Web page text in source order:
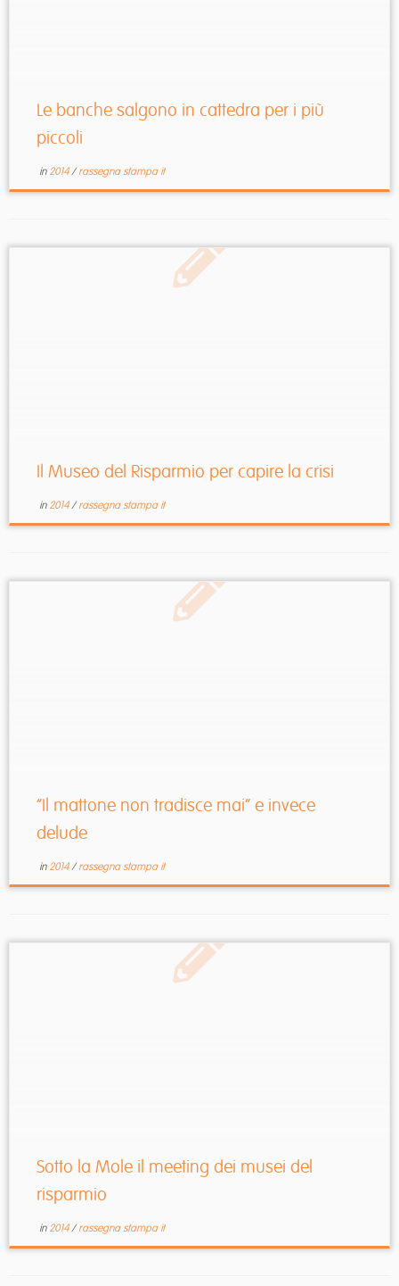
Le banche salgono in cattedra per i più
piccoli
in 2014/rassegna stampa it
Il Museo del Risparmio per capire la crisi
in 2014/rassegna stampa it
“Il mattone non tradisce mai” e invece
delude
in 2014/rassegna stampa it
Sotto la Mole il meeting dei musei del
risparmio
in 2014/rassegna stampa it